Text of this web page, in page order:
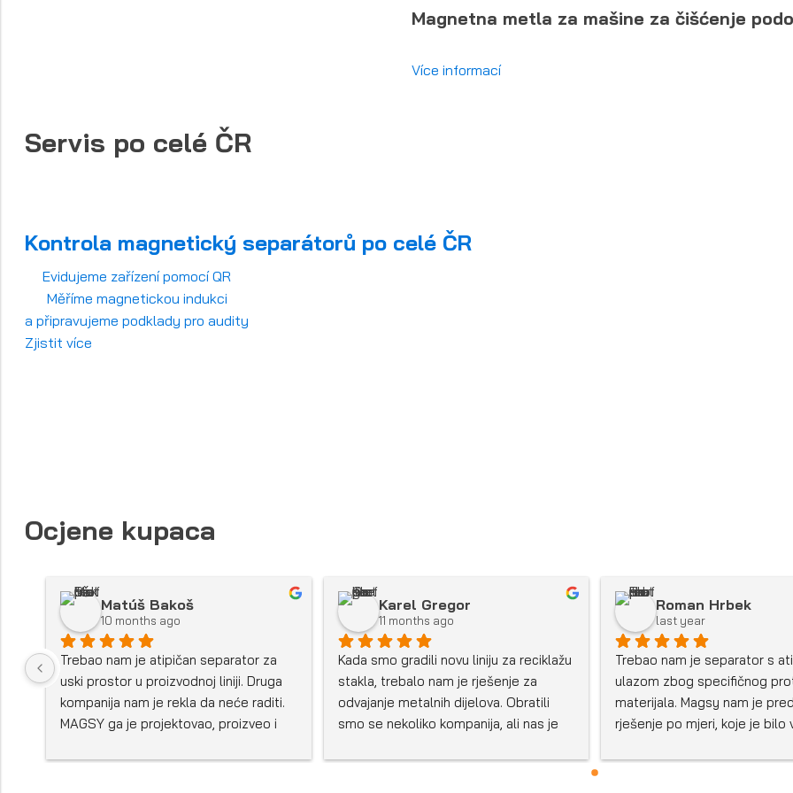
Magnetna metla za mašine za čišćenje
Více informací
Servis po celé ČR
Kontrola magnetický separátorů po celé ČR
Evidujeme zařízení pomocí QR
Měříme magnetickou indukci
a připravujeme podklady pro audity
Zjistit více
Ocjene kupaca
Matúš Bakoš
10 months ago
Trebao nam je atipičan separator za
uski prostor u proizvodnoj liniji. Druga
kompanija nam je rekla da neće raditi.
MAGSY ga je projektovao, proizveo i
Karel Gregor
11 months ago
Kada smo gradili novu liniju za reciklažu
stakla, trebalo nam je rješenje za
odvajanje metalnih dijelova. Obratili
smo se nekoliko kompanija, ali nas je
Poslali su nam tehničara koji je lično
Roman Hrbek
last year
Trebao nam je separator s
ulazom zbog specifičnog
materijala. Magsy nam je
rješenje po mjeri, koje je bilo
je obavljena tačno kako je